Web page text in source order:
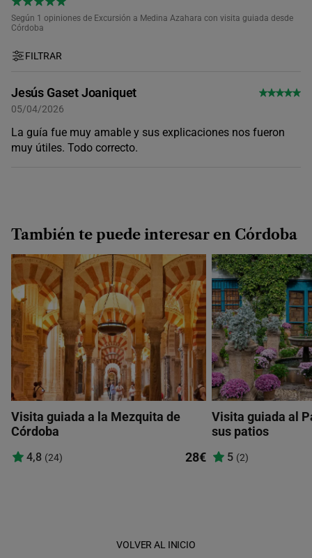
Según 1 opiniones de Excursión a Medina Azahara con visita guiada desde
Córdoba
FILTRAR
Jesús Gaset Joaniquet
05/04/2026
La guía fue muy amable y sus explicaciones nos fueron
muy útiles. Todo correcto.
También te puede interesar en Córdoba
Visita guiada a la Mezquita de
Córdoba
4,8 (24) 28€
Visita guiada al
sus patios
5 (2)
VOLVER AL INICIO